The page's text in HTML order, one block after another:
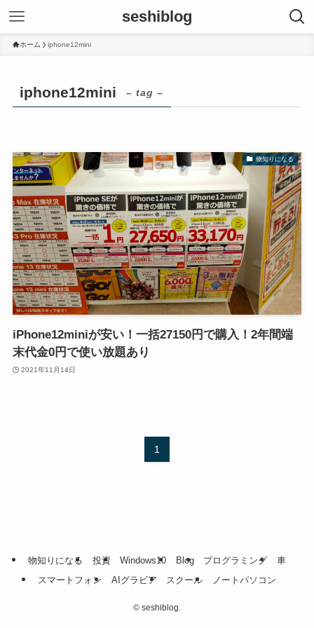
seshiblog
ホーム iphone12mini
iphone12mini – tag –
物知りになる
iPhone12miniが安い！一括27150円で購入！2年間端
末代金0円で使い放題あり
2021年11月14日
1
物知りになる 投資 Windows10 Blog プログラミング
車
スマートフォン
AIグラビア スクール ノートパソコン
© seshiblog.